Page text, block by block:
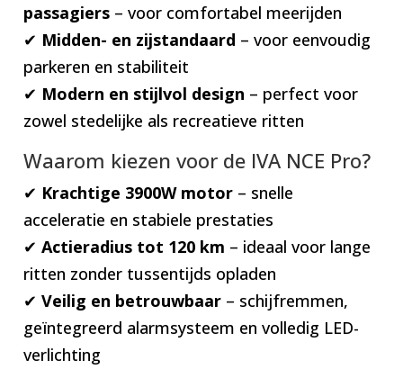
passagiers – voor comfortabel meerijden
✔ Midden- en zijstandaard – voor eenvoudig
parkeren en stabiliteit
✔ Modern en stijlvol design – perfect voor
zowel stedelijke als recreatieve ritten
Waarom kiezen voor de IVA NCE Pro?
✔ Krachtige 3900W motor – snelle
acceleratie en stabiele prestaties
✔Actieradius tot 120 km – ideaal voor lange
ritten zonder tussentijds opladen
✔Veilig en betrouwbaar – schijfremmen,
geïntegreerd alarmsysteem en volledig LED-
verlichting